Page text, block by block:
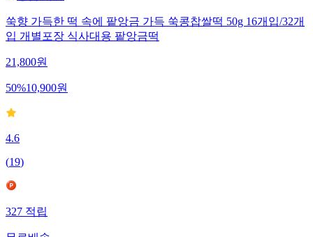
쑥향 가득한 떡 속에 팥앙금 가득 쑥콩찹쌀떡 50g 16개입/32개
입 개별포장 식사대용 팥앙금떡
21,800원
50%10,900원
4.6
(19)
327적립